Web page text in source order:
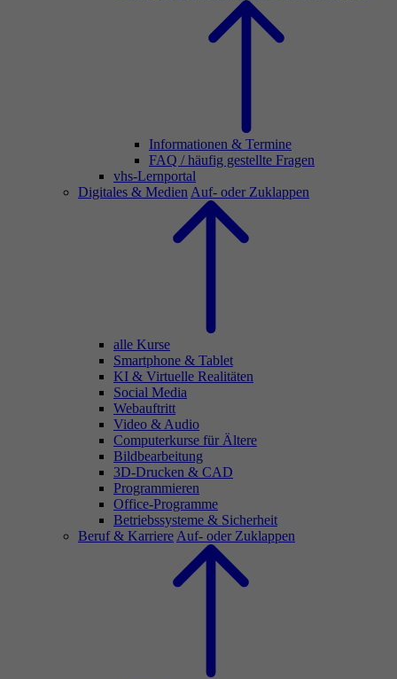
Informationen & Termine
FAQ / häufig gestellte Fragen
vhs-Lernportal
Digitales & Medien Auf- oder Zuklappen
alle Kurse
Smartphone & Tablet
KI & Virtuelle Realitäten
Social Media
Webauftritt
Video & Audio
Computerkurse für Ältere
Bildbearbeitung
3D-Drucken & CAD
Programmieren
Office-Programme
Betriebssysteme & Sicherheit
Beruf & Karriere Auf- oder Zuklappen